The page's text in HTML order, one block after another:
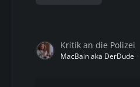
Kritik an die Polizei
MacBain aka DerDude